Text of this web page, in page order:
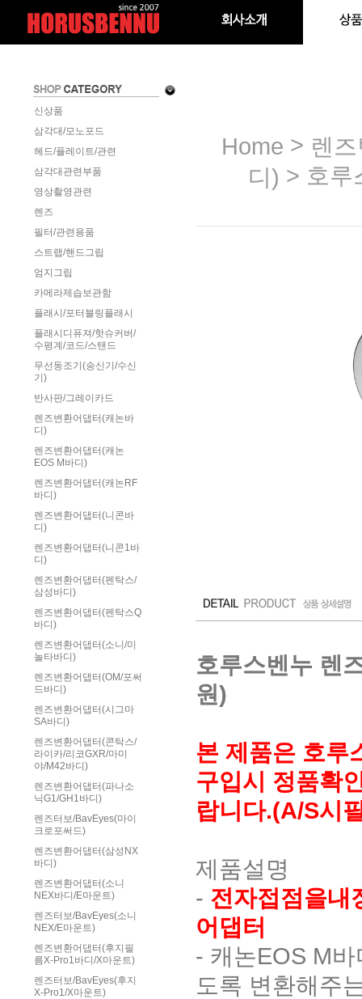
신상품
삼각대/모노포드
헤드/플레이트/관련
삼각대관련부품
영상촬영관련
렌즈
필터/관련용품
스트랩/핸드그립
엄지그립
카메라제습보관함
플래시/포터블링플래시
플래시디퓨져/핫슈커버/
수평계/코드/스탠드
무선동조기(송신기/수신
기)
반사판/그레이카드
렌즈변환어댑터(캐논바
디)
렌즈변환어댑터(캐논
EOS M바디)
렌즈변환어댑터(캐논RF
바디)
렌즈변환어댑터(니콘바
디)
렌즈변환어댑터(니콘1바
디)
렌즈변환어댑터(펜탁스/
삼성바디)
렌즈변환어댑터(펜탁스Q
바디)
렌즈변환어댑터(소니/미
놀타바디)
렌즈변환어댑터(OM/포써
드바디)
렌즈변환어댑터(시그마
SA바디)
렌즈변환어댑터(콘탁스/
라이카/리코GXR/마미
야/M42바디)
렌즈변환어댑터(파나소
닉G1/GH1바디)
렌즈터보/BavEyes(마이
크로포써드)
렌즈변환어댑터(삼성NX
바디)
렌즈변환어댑터(소니
NEX바디/E마운트)
렌즈터보/BavEyes(소니
NEX/E마운트)
렌즈변환어댑터(후지필
름X-Pro1바디/X마운트)
렌즈터보/BavEyes(후지
X-Pro1/X마운트)
Home > 렌
디) > 호루
호루스벤누 렌
원)
본 제품은 호루
구입시 정품확
랍니다.(A/S시
제품설명
- 전자접점을내
어댑터
- 캐논EOS M
도록 변환해주